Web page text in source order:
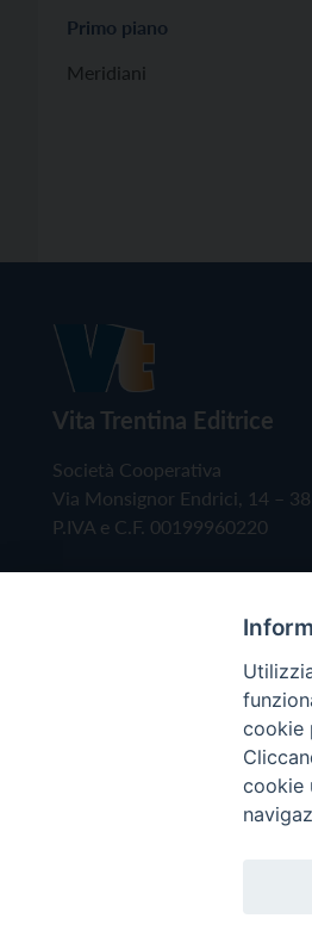
Primo piano
Meridiani
Vita Trentina Editrice
Società Cooperativa
Via Monsignor Endrici, 14 –
P.IVA e C.F. 00199960220
Copyright © 2019 - Tutti
cookie
cookie